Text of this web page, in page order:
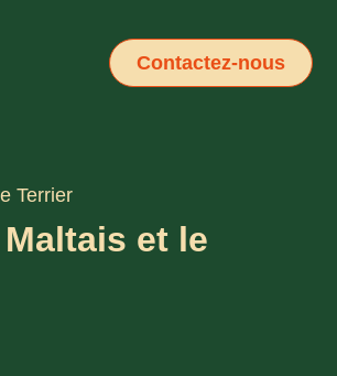
Contactez-nous
Terrier
et le